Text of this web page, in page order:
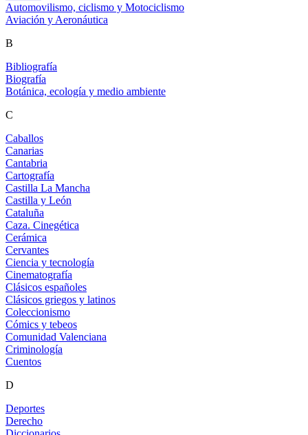
Automovilismo, ciclismo y Motociclismo
Aviación y Aeronáutica
B
Bibliografía
Biografía
Botánica, ecología y medio ambiente
C
Caballos
Canarias
Cantabria
Cartografía
Castilla La Mancha
Castilla y León
Cataluña
Caza. Cinegética
Cerámica
Cervantes
Ciencia y tecnología
Cinematografía
Clásicos españoles
Clásicos griegos y latinos
Coleccionismo
Cómics y tebeos
Comunidad Valenciana
Criminología
Cuentos
D
Deportes
Derecho